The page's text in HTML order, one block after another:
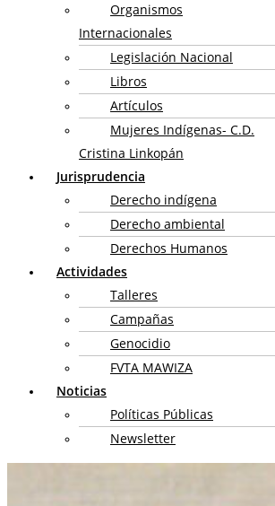
Organismos
Internacionales
Legislación Nacional
Libros
Artículos
Mujeres Indígenas- C.D.
Cristina Linkopán
Jurisprudencia
Derecho indígena
Derecho ambiental
Derechos Humanos
Actividades
Talleres
Campañas
Genocidio
FVTA MAWIZA
Noticias
Políticas Públicas
Newsletter